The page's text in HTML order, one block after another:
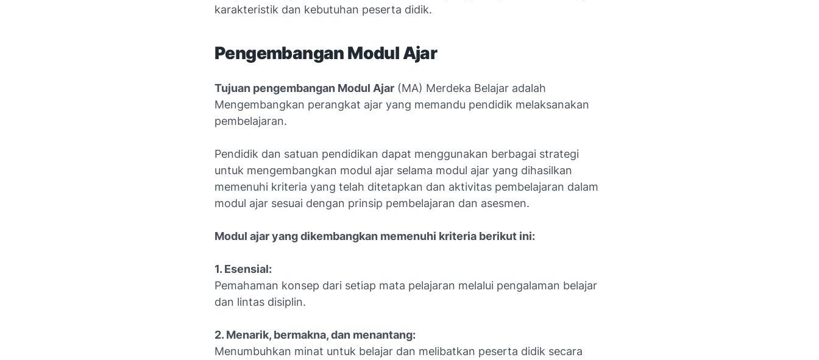
karakteristik dan kebutuhan peserta didik.
Pengembangan Modul Ajar
Tujuan pengembangan Modul Ajar (MA) Merdeka Belajar adalah
Mengembangkan perangkat ajar yang memandu pendidik melaksanakan
pembelajaran.
Pendidik dan satuan pendidikan dapat menggunakan berbagai strategi
untuk mengembangkan modul ajar selama modul ajar yang dihasilkan
memenuhi kriteria yang telah ditetapkan dan aktivitas pembelajaran dalam
modul ajar sesuai dengan prinsip pembelajaran dan asesmen.
Modul ajar yang dikembangkan memenuhi kriteria berikut ini:
1. Esensial:
Pemahaman konsep dari setiap mata pelajaran melalui pengalaman belajar
dan lintas disiplin.
2. Menarik, bermakna, dan menantang:
Menumbuhkan minat untuk belajar dan melibatkan peserta didik secara